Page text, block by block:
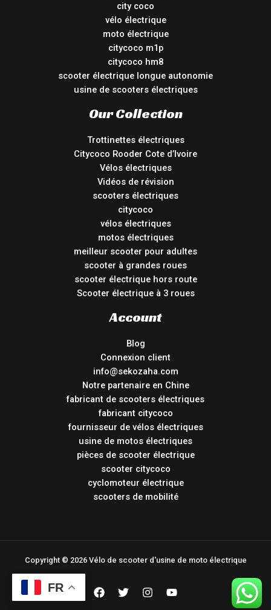
city coco
vélo électrique
moto électrique
citycoco m1p
citycoco hm8
scooter électrique longue autonomie
usine de scooters électriques
Our Collection
Trottinettes électriques
Citycoco Rooder Cote d’Ivoire
Vélos électriques
Vidéos de révision
scooters électriques
citycoco
vélos électriques
motos électriques
meilleur scooter pour adultes
scooter à grandes roues
scooter électrique hors route
Scooter électrique à 3 roues
Account
Blog
Connexion client
info@sekozaha.com
Notre partenaire en Chine
fabricant de scooters électriques
fabricant citycoco
fournisseur de vélos électriques
usine de motos électriques
pièces de scooter électrique
scooter citycoco
cyclomoteur électrique
scooters de mobilité
Copyright © 2026 Vélo de scooter d'usine de moto électrique
FR